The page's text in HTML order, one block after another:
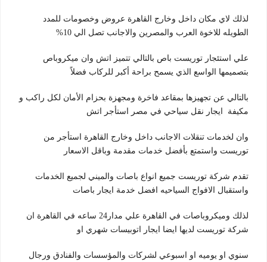
لذلك لاي مكان داخل وخارج القاهرة عروض وخصومات للمدد
الطويله للاخوة العرب والمصرين والاجانب تصل الي 10%
علي استئجار توريست باص بالتالي تتميز اتش وان ميكروباص
بتصميمها الواسع الذي يسمح براحة أكبر للركاب فضلاً
بالتالي عن تجهيزها بمقاعد فاخرة ومجهزة بحزام الأمان لكل راكب و
مكيفة ايجار نقل سياحي في مصر استأجر اتش
وان لخدمات تنقلات الاجانب داخل وخارج القاهرة استأجر من
توريست واستمتع بأفضل خدمات مقدمة وباقل الاسعار
تقدم شركة توريست جميع انواع باصات والميني لجميع الخدمات
واستقبال الافواج السياحيه افضل خدمة ايجار باصات
لذلك وميكروباصات في القاهرة علي مدار24 ساعه في القاهرة ان
شركة توريست لديها ايضا ايجار اتوبيسات شهري او
سنوي او يوميه او اسبوعي لشركات والمؤسسات والفنادق ورجال